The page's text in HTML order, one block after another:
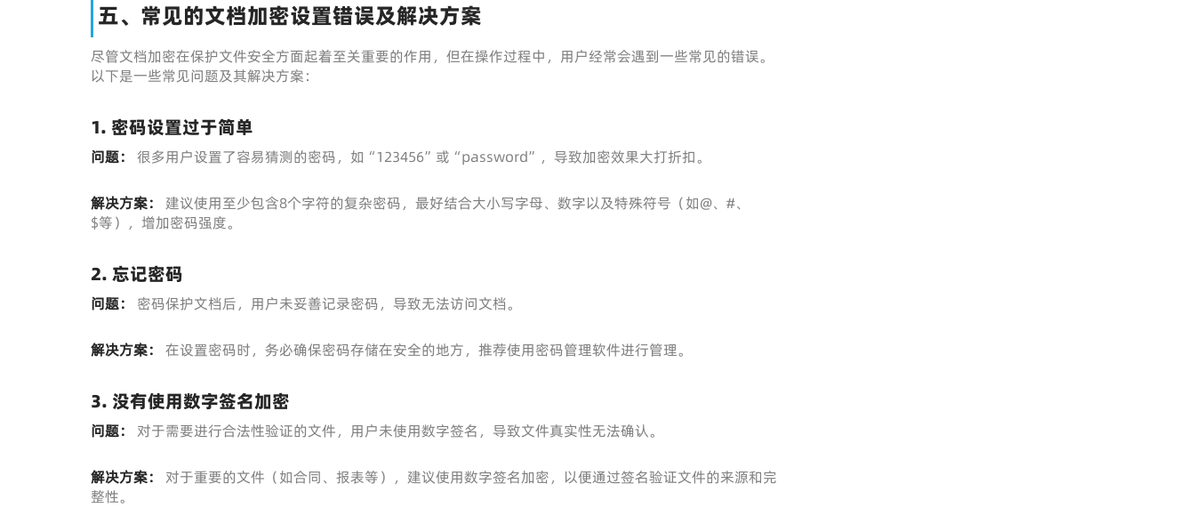
五、常见的文档加密设置错误及解决方案
尽管文档加密在保护文件安全方面起着至关重要的作用，但在操作过程中，用户经常会遇到一些常见的错误。
以下是一些常见问题及其解决方案：
1. 密码设置过于简单
问题： 很多用户设置了容易猜测的密码，如“123456”或“password”，导致加密效果大打折扣。
解决方案：
建议使用至少包含8个字符的复杂密码，最好结合大小写字母、数字以及特殊符号（如@、#、
$等），增加密码强度。
2. 忘记密码
问题： 密码保护文档后，用户未妥善记录密码，导致无法访问文档。
解决方案： 在设置密码时，务必确保密码存储在安全的地方，推荐使用密码管理软件进行管理。
3. 没有使用数字签名加密
问题： 对于需要进行合法性验证的文件，用户未使用数字签名，导致文件真实性无法确认。
解决方案：
对于重要的文件（如合同、报表等），建议使用数字签名加密，以便通过签名验证文件的来源和完
整性。